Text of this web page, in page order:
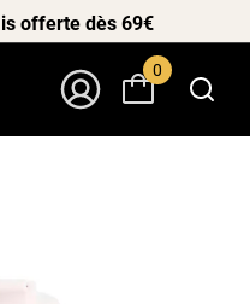
offerte dès 69€
0